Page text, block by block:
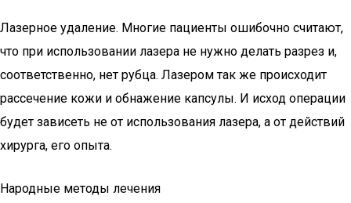
Лазерное удаление. Многие пациенты ошибочно считают,
что при использовании лазера не нужно делать разрез и,
соответственно, нет рубца. Лазером так же происходит
рассечение кожи и обнажение капсулы. И исход операции
будет зависеть не от использования лазера, а от действий
хирурга, его опыта.
Народные методы лечения